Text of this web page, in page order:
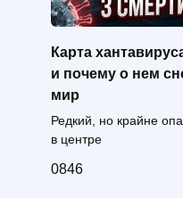
Карта
и почему о нем
мир
Редкий, но крайне
в центре
0846